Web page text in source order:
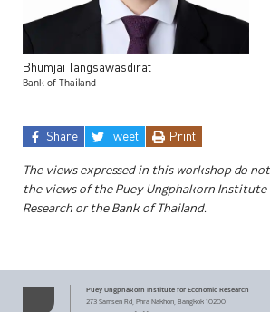
Bhumjai Tangsawasdirat
Bank of Thailand
Share Tweet Print
The views expressed in this workshop do
the views of the Puey Ungphakorn Institute
Research or the Bank of Thailand.
Puey Ungphakorn Institutefor Economic Research
273 Samsen Rd,Phra Nakhon,Bangkok 10200